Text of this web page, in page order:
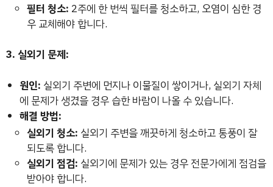
필터 청소: 2주에 한 번씩 필터를 청소하고, 오염이 심한 경
우 교체해야 합니다.
3. 실외기 문제:
원인: 실외기 주변에 먼지나 이물질이 쌓이거나, 실외기 자체
에 문제가 생겼을 경우 습한 바람이 나올 수 있습니다.
해결 방법:
실외기 청소: 실외기 주변을 깨끗하게 청소하고 통풍이 잘
되도록 합니다.
실외기 점검: 실외기에 문제가 있는 경우 전문가에게 점검을
받아야 합니다.